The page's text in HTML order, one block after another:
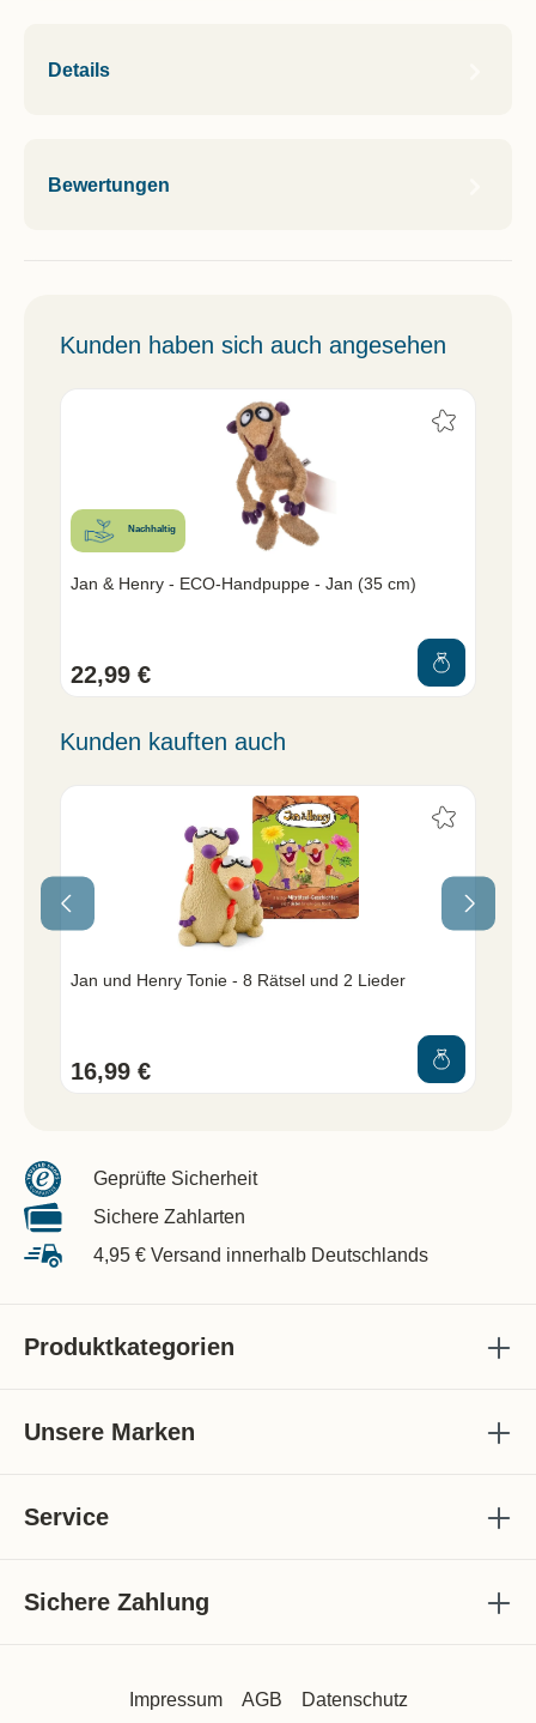
Details
Bewertungen
Kunden haben sich auch angesehen
Nachhaltig
Jan & Henry - ECO-Handpuppe - Jan (35 cm)
22,99 €
Kunden kauften auch
Jan und Henry Tonie - 8 Rätsel und 2 Lieder
16,99 €
Geprüfte Sicherheit
Sichere Zahlarten
4,95 € Versand innerhalb Deutschlands
Produktkategorien
Unsere Marken
Service
Sichere Zahlung
Impressum AGB Datenschutz